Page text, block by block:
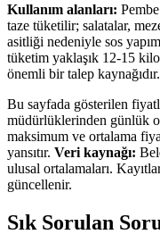
Kullanım alanları:
taze tüketilir; salatalar,
asitliği nedeniyle sos
tüketim yaklaşık 12-15
önemli bir talep kaynağıdır.
Bu sayfada gösterilen
müdürlüklerinden günlük
maksimum ve ortalama
yansıtır. Veri kaynağı:
ulusal ortalamaları.
güncellenir.
Sık Sorulan